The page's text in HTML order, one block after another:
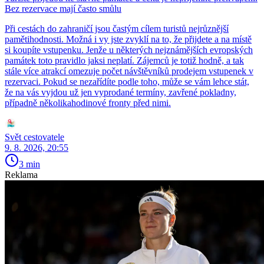
Bez rezervace mají často smůlu
Při cestách do zahraničí jsou častým cílem turistů nejrůznější
pamětihodnosti. Možná i vy jste zvyklí na to, že přijdete a na místě
si koupíte vstupenku. Jenže u některých nejznámějších evropských
památek toto pravidlo jaksi neplatí. Zájemců je totiž hodně, a tak
stále více atrakcí omezuje počet návštěvníků prodejem vstupenek v
rezervaci. Pokud se nezařídíte podle toho, může se vám lehce stát,
že na vás vyjdou už jen vyprodané termíny, zavřené pokladny,
případně několikahodinové fronty před nimi.
Svět cestovatele
9. 8. 2026, 20:55
3 min
Reklama